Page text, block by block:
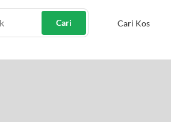
Cari Cari Kos